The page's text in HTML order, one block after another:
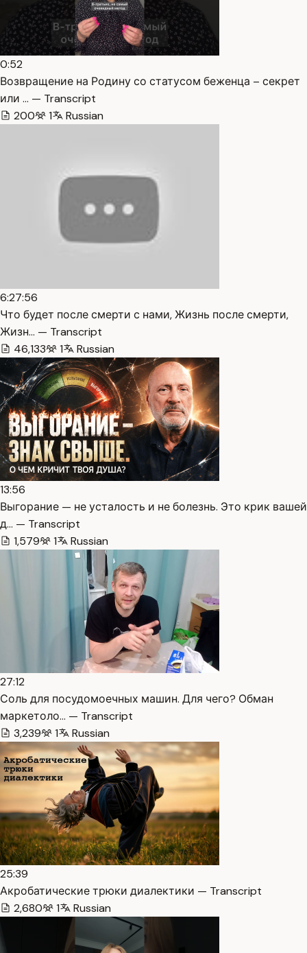
0:52
Возвращение на Родину со статусом беженца – секрет
или … — Transcript
200
1 Russian
6:27:56
Что будет после смерти с нами, Жизнь после смерти,
Жизн… — Transcript
46,133
1 Russian
13:56
Выгорание — не усталость и не болезнь. Это крик вашей
д… — Transcript
1,579
1 Russian
27:12
Соль для посудомоечных машин. Для чего? Обман
маркетоло… — Transcript
3,239
1 Russian
25:39
Акробатические трюки диалектики — Transcript
2,680
1 Russian